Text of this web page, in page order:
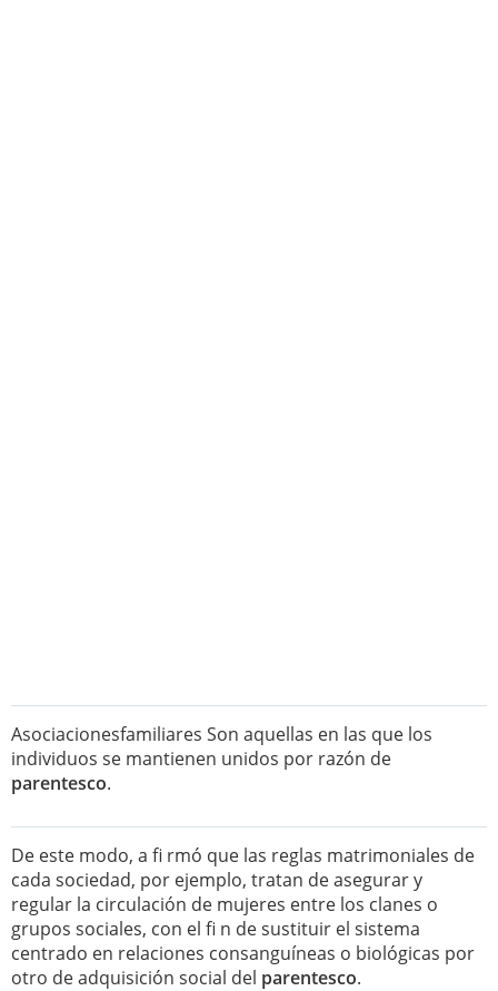
Asociacionesfamiliares Son aquellas en las que los
individuos se mantienen unidos por razón de
parentesco.
De este modo, a fi rmó que las reglas matrimoniales de
cada sociedad, por ejemplo, tratan de asegurar y
regular la circulación de mujeres entre los clanes o
grupos sociales, con el fi n de sustituir el sistema
centrado en relaciones consanguíneas o biológicas por
otro de adquisición social del parentesco.